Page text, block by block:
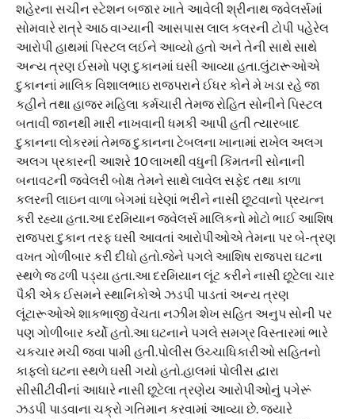
શહેરના સચીન સ્ટેશન બજાર ખાતે આવેલી શ્રીનાથ જવેલર્સમાં
સોમવારે રાત્રે આઠ વાગ્યાની આસપાસ લાલ કલરની ટોપી પહેરેલ
આરોપી હાથમાં પિસ્ટલ લઈને આવ્યો હતો અને તેની સાથે સાથે
અન્ય ત્રણ ઈસમો પણ દુકાનમાં ઘસી આવ્યા હતા.લુંટારૂઓએ
દુકાનનાં માલિક વિશાલભાઇ રાજપરાને ઈધર કોને મે ખડા રહે જા
કહીને તથા હાજર મહિલા કર્મચારી તેમજ રોહિત સોનીને પિસ્ટલ
બતાવી જાનથી મારી નાખવાની ધમકી આપી હતી ત્યારબાદ
દુકાનના લોકરમાં તેમજ દુકાનના ટેબલના ખાનામાં રાખેલ અલગ
અલગ પ્રકારની આશરે 10 લાખથી વધુની કિંમતની સોનાની
બનાવટની જવેલરી બોક્ષ તેમને સાથે લાવેલ સફેદ તથા કાળા
કલરની લાઇન વાળા બેગમાં ઘરેણાં ભરીને નાસી છૂટવાનો પ્રયત્ન
કરી રહ્યા હતા.આ દરમિયાન જવેલર્સ માલિકનો મોટો ભાઈ આશિષ
રાજપરા દુકાન તરફ ઘસી આવતાં આરોપીઓએ તેમના પર બે-ત્રણ
વખત ગોળીબાર કરી દીધો હતો.જેને પગલે આશિષ રાજપરા ઘટના
સ્થળે જ ઢળી પડ્યા હતા.આ દરમિયાન લૂંટ કરીને નાસી છૂટેલા ચાર
પૈકી એક ઈસમને સ્થાનિકોએ ઝડપી પાડતાં અન્ય ત્રણ
લૂંટારૂઓએ શાકભાજી વેંચતા નઝીમ શેખ સહિત અનુપ સોની પર
પણ ગોળીબાર કર્યો હતો.આ ઘટનાને પગલે સમગ્ર વિસ્તારમાં ભારે
ચકચાર મચી જવા પામી હતી.પોલીસ ઉચ્ચાધિકારીઓ સહિતનો
કાફલો ઘટના સ્થળે ઘસી ગયો હતો.હાલમાં પોલીસ દ્વારા
સીસીટીવીનાં આધારે નાસી છૂટેલા ત્રણેય આરોપીઓનું પગેરૂં
ઝડપી પાડવાના ચક્રો ગતિમાન કરવામાં આવ્યા છે. જ્યારે